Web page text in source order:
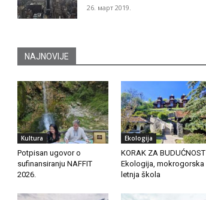
26. март 2019.
NAJNOVIJE
Kultura
Potpisan ugovor o
sufinansiranju NAFFIT
2026.
Ekologija
KORAK ZA BUDUĆNOST
Ekologija, mokrogorska
letnja škola